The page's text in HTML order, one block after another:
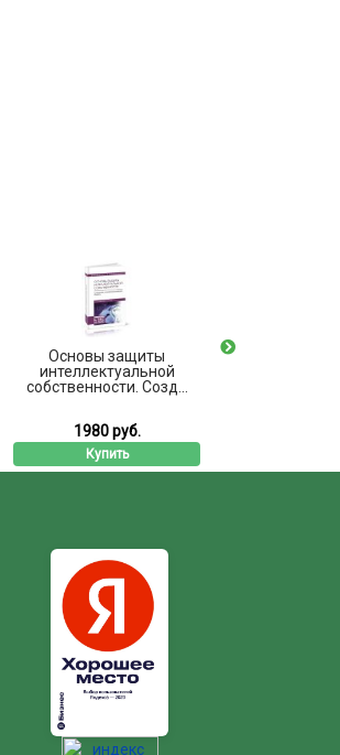
Основы защиты
интеллектуальной
собственности. Созд...
1980 руб.
Купить